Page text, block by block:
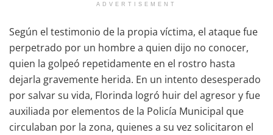
ADVERTISEMENT
Según el testimonio de la propia víctima, el ataque fue
perpetrado por un hombre a quien dijo no conocer,
quien la golpeó repetidamente en el rostro hasta
dejarla gravemente herida. En un intento desesperado
por salvar su vida, Florinda logró huir del agresor y fue
auxiliada por elementos de la Policía Municipal que
circulaban por la zona, quienes a su vez solicitaron el